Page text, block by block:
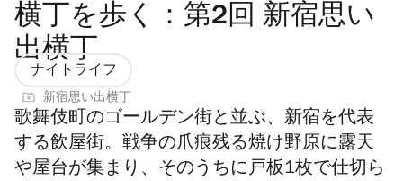
横丁を歩く：第2回 新宿思い
出横丁
ナイトライフ
新宿思い出横丁
歌舞伎町のゴールデン街と並ぶ、新宿を代表
する飲屋街。戦争の爪痕残る焼け野原に露天
や屋台が集まり、そのうちに戸板1枚で仕切ら